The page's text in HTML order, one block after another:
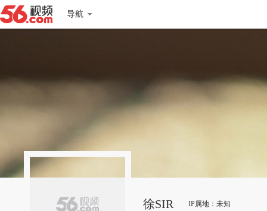
导航
徐SIR IP属地：未知